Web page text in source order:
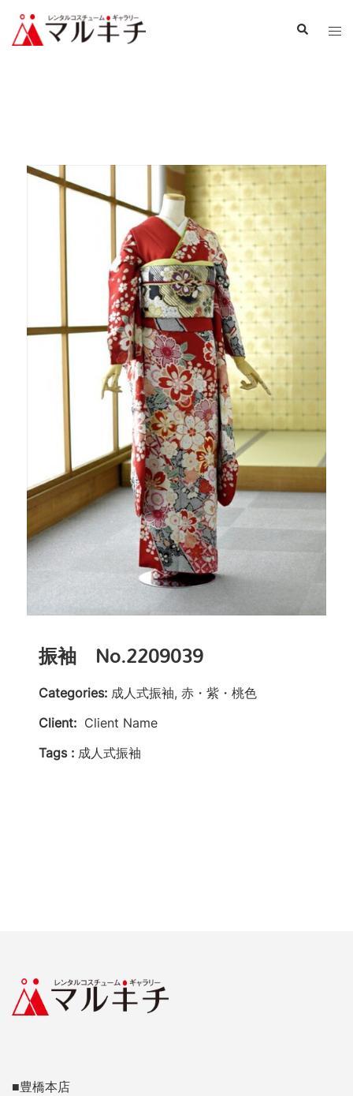
振袖 No.2209039
Categories: 成人式振袖, 赤・紫・桃色
Client: Client Name
Tags : 成人式振袖
■豊橋本店